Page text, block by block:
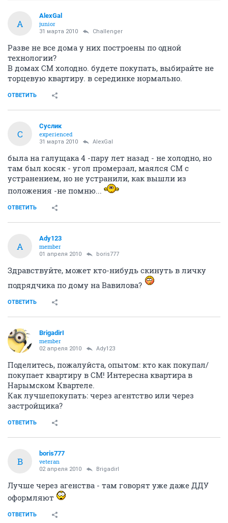
A
AlexGal
junior
31 марта 2010 Challenger
Разве не все дома у них построены по одной
технологии?
В домах СМ холодно. будете покупать, выбирайте не
торцевую квартиру. в серединке нормально.
ОТВЕТИТЬ
С
Суслик
experienced
31 марта 2010 AlexGal
была на галущака 4 -пару лет назад - не холодно, но
там был косяк - угол промерзал, маялся СМ с
устранением, но не устранили, как вышли из
положения -не помню...
ОТВЕТИТЬ
A
Ady123
member
01 апреля 2010 boris777
Здравствуйте, может кто-нибудь скинуть в личку
подрядчика по дому на Вавилова?
ОТВЕТИТЬ
BrigadirI
member
02 апреля 2010 Ady123
Поделитесь, пожалуйста, опытом: кто как покупал/
покупает квартиру в СМ! Интересна квартира в
Нарымском Квартеле.
Как лучшепокупать: через агентство или через
застройщика?
ОТВЕТИТЬ
B
boris777
veteran
02 апреля 2010 BrigadirI
Лучше через агенства - там говорят уже даже ДДУ
оформляют
ОТВЕТИТЬ